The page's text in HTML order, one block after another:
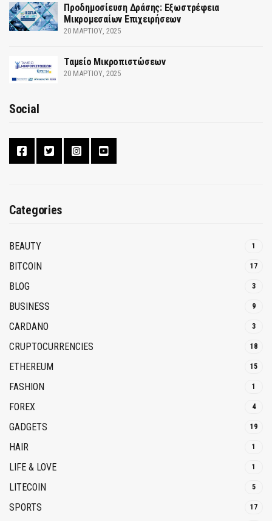
Προδημοσίευση Δράσης: Εξωστρέφεια
Μικρομεσαίων Επιχειρήσεων
20 ΜΑΡΤΊΟΥ, 2025
Ταμείο Μικροπιστώσεων
20 ΜΑΡΤΊΟΥ, 2025
Social
Categories
BEAUTY 1
BITCOIN 17
BLOG 3
BUSINESS 9
CARDANO 3
CRUPTOCURRENCIES 18
ETHEREUM 15
FASHION 1
FOREX 4
GADGETS 19
HAIR 1
LIFE & LOVE 1
LITECOIN 5
SPORTS 17